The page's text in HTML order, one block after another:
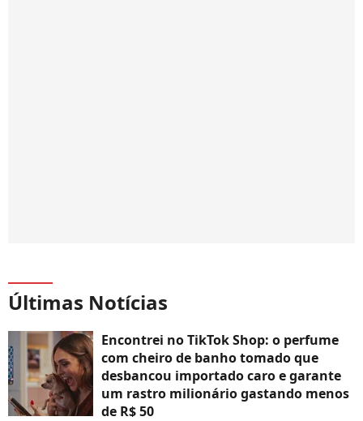
Últimas Notícias
Encontrei no TikTok Shop: o perfume
com cheiro de banho tomado que
desbancou importado caro e garante
um rastro milionário gastando menos
de R$ 50